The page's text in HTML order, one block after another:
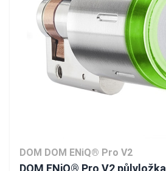
DOM DOM ENiQ® Pro V2